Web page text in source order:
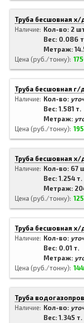
Труба бесшовная х/
Наличие
Кол-во: 2
Вес: 0.086
Метраж:
Цена (руб./тонну)
Труба бесшовная г/
Наличие
Кол-во:
Вес: 1.581 т.
Метраж:
Цена (руб./тонну)
Труба бесшовная х/
Наличие
Кол-во: 67
Вес: 1.254 т.
Метраж:
Цена (руб./тонну)
Труба бесшовная х/
Наличие
Кол-во:
Вес: 0.01 т.
Метраж:
Цена (руб./тонну)
Труба
Наличие
Кол-во:
Вес: 1.345 т.